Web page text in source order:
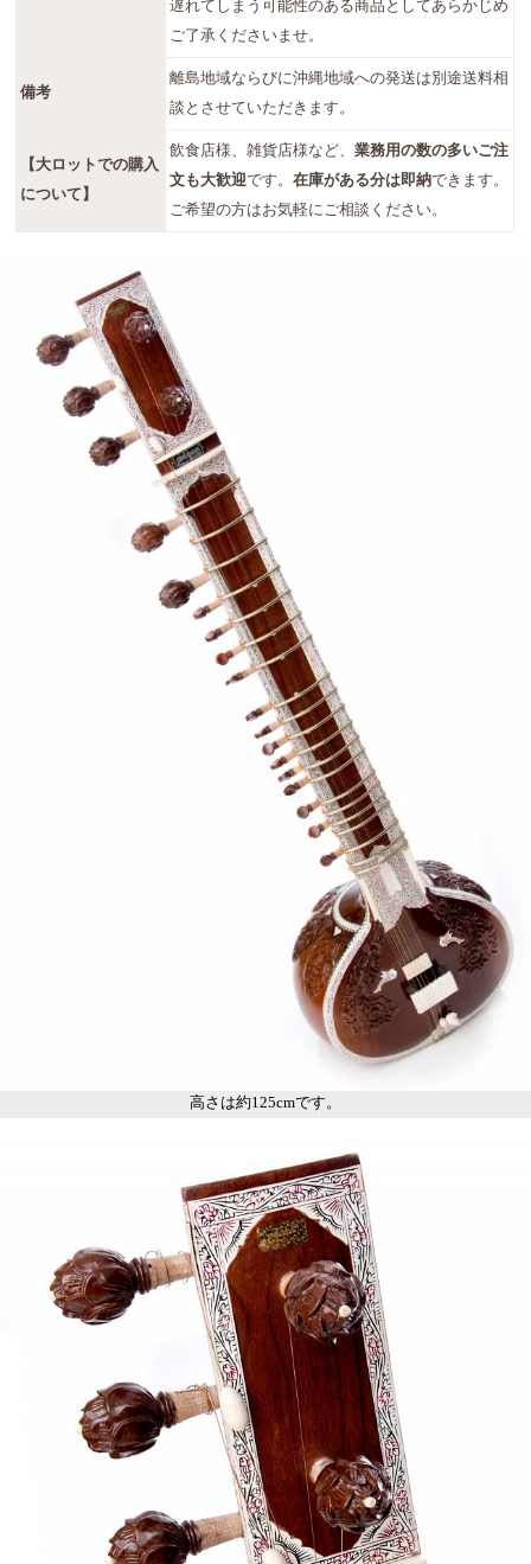
遅れてしまう可能性のある商品としてあらかじめ
ご了承くださいませ。
備考
離島地域ならびに沖縄地域への発送は別途送料相
談とさせていただきます。
【大ロットでの購入
について】
飲食店様、雑貨店様など、業務用の数の多いご注
文も大歓迎です。在庫がある分は即納できます。
ご希望の方はお気軽にご相談ください。
高さは約125cmです。